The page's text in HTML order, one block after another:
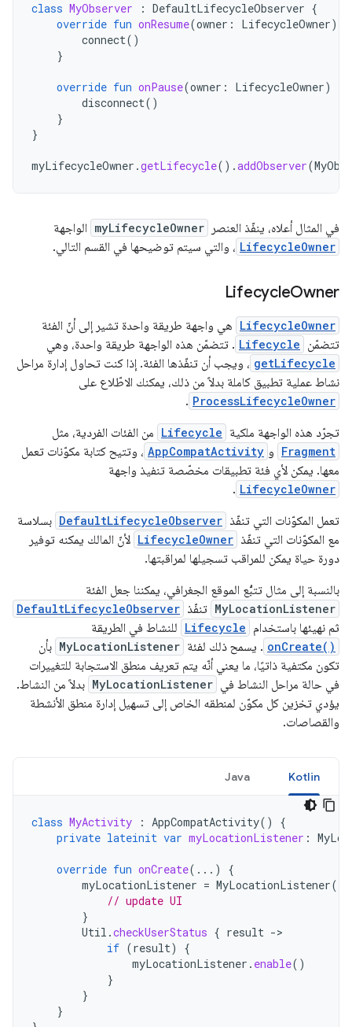
class MyObserver : DefaultLifecycleObserver {
override fun onResume(owner : LifecycleOwner)
connect()
}
override fun onPause(owner : LifecycleOwner)
disconnect()
}
}
myLifecycleOwner .getLifecycle().addObserver(
في المثال أعلاه، ينفّذ العنصر myLifecycleOwner الواجهة
LifecycleOwner ، والتي سيتم توضيحها في القسم التالي.
LifecycleOwner
LifecycleOwner هي واجهة طريقة واحدة تشير إلى أنّ الفئة
تتضمّن Lifecycle . تتضمّن هذه الواجهة طريقة واحدة، وهي
getLifecycle ، ويجب أن تنفّذها الفئة. إذا كنت تحاول إدارة مراحل
نشاط عملية تطبيق كاملة بدلاً من ذلك، يمكنك الاطّلاع على
ProcessLifecycleOwner
.
تجرّد هذه الواجهة ملكية Lifecycle من الفئات الفردية، مثل
Fragment و AppCompatActivity ، وتتيح كتابة مكوّنات تعمل
معها. يمكن لأي فئة تطبيقات مخصّصة تنفيذ واجهة
LifecycleOwner
.
تعمل المكوّنات التي تنفّذ DefaultLifecycleObserver بسلاسة
مع المكوّنات التي تنفّذ LifecycleOwner لأنّ المالك يمكنه توفير
دورة حياة يمكن للمراقب تسجيلها لمراقبتها.
بالنسبة إلى مثال تتبُّع الموقع الجغرافي، يمكننا جعل الفئة
MyLocationListener تنفّذ DefaultLifecycleObserver
ثم نهيئها باستخدام Lifecycle للنشاط في الطريقة
onCreate() . يسمح ذلك لفئة MyLocationListener بأن
تكون مكتفية ذاتيًا، ما يعني أنّه يتم تعريف منطق الاستجابة للتغييرات
في حالة مراحل النشاط في MyLocationListener بدلاً من النشاط.
يؤدي تخزين كل مكوّن لمنطقه الخاص إلى تسهيل إدارة منطق الأنشطة
والقصاصات.
Kotlin
Java
class MyActivity : AppCompatActivity()
{
private lateinit var myLocationListener :
override fun onCreate(...)
{
myLocationListener = MyLocationListener(
// update UI
}
Util .checkUserStatus { result -
if (result)
{
myLocationListener . enable()
}
}
}